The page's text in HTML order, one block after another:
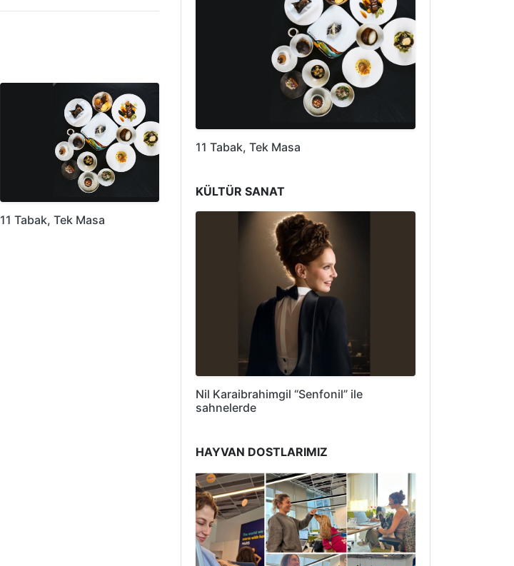
11 Tabak, Tek Masa
11 Tabak, Tek Masa
KÜLTÜR SANAT
Nil Karaibrahimgil “Senfonil” ile
sahnelerde
HAYVAN DOSTLARIMIZ